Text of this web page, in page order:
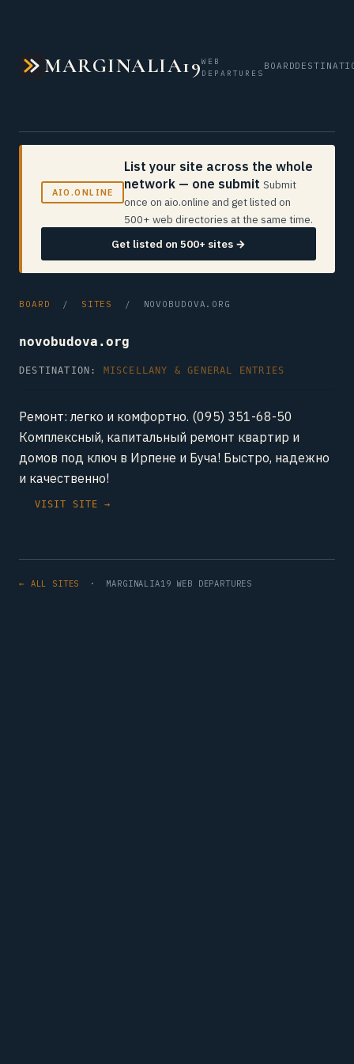
MARGINALIA19WEB
DEPARTURES
BOARD
AIO.ONLINE
List your site across the whole
network — one submit Submit
once on aio.online and get listed on
500+ web directories at the same time.
Get listed on 500+ sites →
BOARD / SITES / NOVOBUDOVA.ORG
novobudova.org
DESTINATION: MISCELLANY & GENERAL ENTRIES
Ремонт: легко и комфортно. (095) 351-68-50
Комплексный, капитальный ремонт квартир и
домов под ключ в Ирпене и Буча! Быстро, надежно
и качественно!
VISIT SITE →
← ALL SITES · MARGINALIA19 WEB DEPARTURES